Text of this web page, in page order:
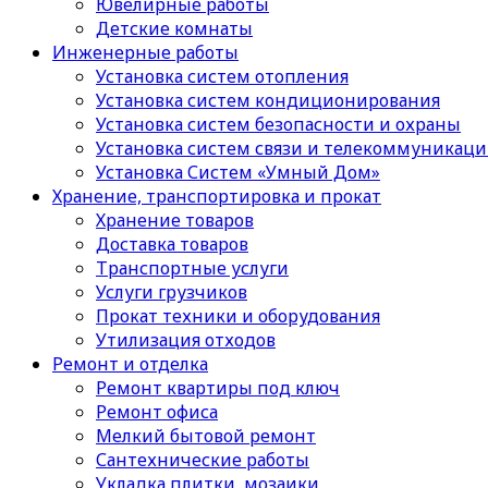
Детские комнаты
Инженерные работы
Установка систем отопления
Установка систем кондиционирования
Установка систем безопасности и охраны
Установка систем связи и
Установка Систем «Умный Дом»
Хранение, транспортировка и прокат
Хранение товаров
Доставка товаров
Транспортные услуги
Услуги грузчиков
Прокат техники и оборудования
Утилизация отходов
Ремонт и отделка
Ремонт квартиры под ключ
Ремонт офиса
Мелкий бытовой ремонт
Сантехнические работы